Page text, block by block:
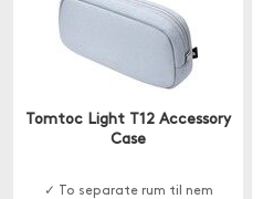
Tomtoc Light T12 Accessory
Case
✓ To separate rum til nem